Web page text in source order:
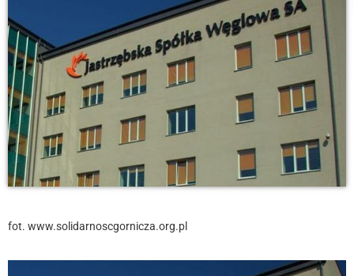
fot. www.solidarnoscgornicza.org.pl